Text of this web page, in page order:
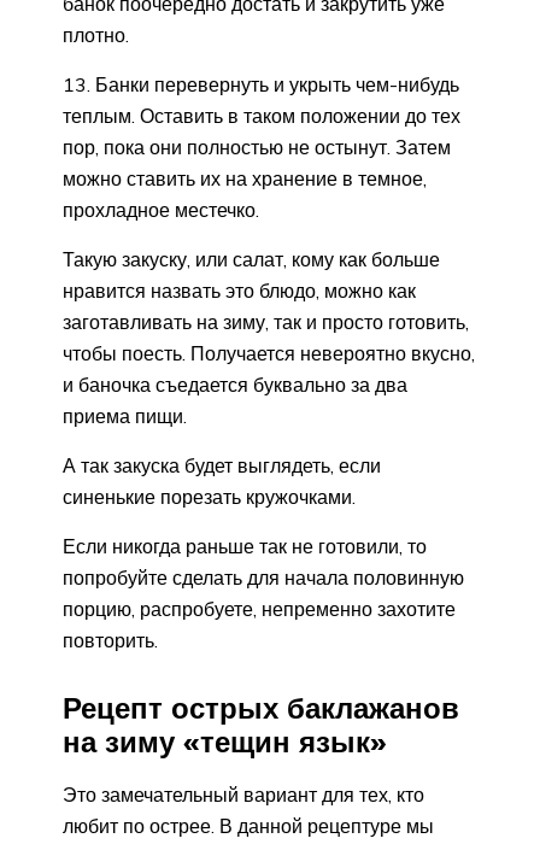
плотно.
13. Банки перевернуть и укрыть чем-нибудь
теплым. Оставить в таком положении до тех
пор, пока они полностью не остынут. Затем
можно ставить их на хранение в темное,
прохладное местечко.
Такую закуску, или салат, кому как больше
нравится назвать это блюдо, можно как
заготавливать на зиму, так и просто готовить,
чтобы поесть. Получается невероятно вкусно,
и баночка съедается буквально за два
приема пищи.
А так закуска будет выглядеть, если
синенькие порезать кружочками.
Если никогда раньше так не готовили, то
попробуйте сделать для начала половинную
порцию, распробуете, непременно захотите
повторить.
Рецепт острых баклажанов
на зиму «тещин язык»
Это замечательный вариант для тех, кто
любит по острее. В данной рецептуре мы